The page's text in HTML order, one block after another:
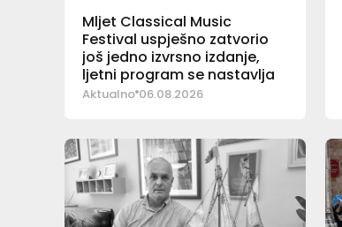
Mljet Classical Music
Festival uspješno zatvorio
još jedno izvrsno izdanje,
ljetni program se nastavlja
Aktualno 06.08.2026